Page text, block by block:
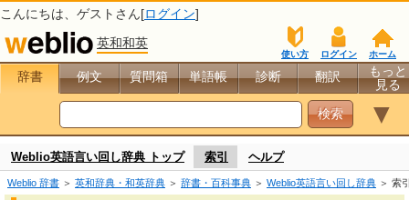
こんにちは、 ゲスト さん[ログイン]
英和和英
ホーム
ログイン
使い方
辞書 例文 質問箱 単語帳 診断 翻訳
もっと
見る
▼
Weblio英語言い回し辞典 トップ 索引 ヘルプ
Weblio 辞書 ＞ 英和辞典・和英辞典 ＞ 辞書・百科事典 ＞ Weblio英語言い回し辞典 ＞ 索